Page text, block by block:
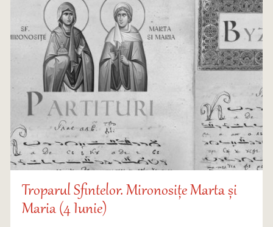
Troparul Sfintelor. Mironosițe Marta și
Maria (4 Iunie)